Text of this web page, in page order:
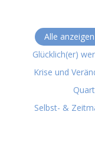
Alle anzeigen
Glücklich(er)
Krise und
Selbst- &